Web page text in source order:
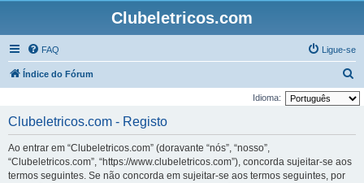
Clubeletricos.com
FAQ Ligue-se
Índice do Fórum
e
Idioma:
Clubeletricos.com - Registo
Ao entrar em “Clubeletricos.com” (doravante “nós”, “nosso”,
“Clubeletricos.com”, “https://www.clubeletricos.com”), concorda sujeitar-se aos
termos seguintes. Se não concorda em sujeitar-se aos termos seguintes, por